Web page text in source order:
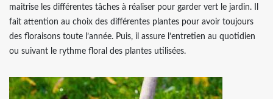
maitrise les différentes tâches à réaliser pour garder vert le jardin. Il
fait attention au choix des différentes plantes pour avoir toujours
des floraisons toute l’année. Puis, il assure l’entretien au quotidien
ou suivant le rythme floral des plantes utilisées.